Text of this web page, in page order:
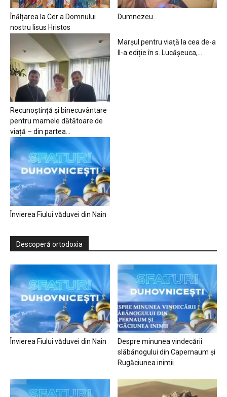
Înălțarea la Cer a Domnului
nostru Iisus Hristos
Dumnezeu…
Recunoștință și binecuvântare
pentru mamele dătătoare de
viață – din partea...
Marșul pentru viață la cea de-a
II-a ediție în s. Lucășeuca,...
Învierea Fiului văduvei din Nain
Descoperă ortodoxia
Învierea Fiului văduvei din Nain
Despre minunea vindecării
slăbănogului din Capernaum și
Rugăciunea inimii